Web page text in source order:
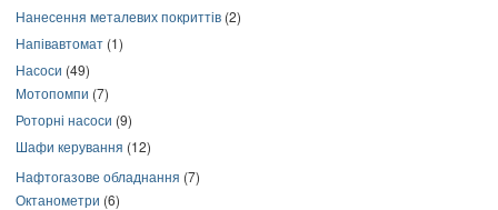
Нанесення металевих покриттів (2)
Напівавтомат (1)
Насоси (49)
Мотопомпи (7)
Роторні насоси (9)
Шафи керування (12)
Нафтогазове обладнання (7)
Октанометри (6)